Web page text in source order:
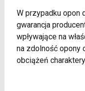
W przypadku opon
gwarancja
wpływające na
na zdolność opony
obciążeń